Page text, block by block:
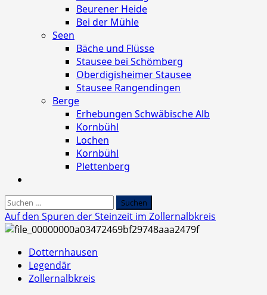
Beurener Heide
Bei der Mühle
Seen
Bäche und Flüsse
Stausee bei Schömberg
Oberdigisheimer Stausee
Stausee Rangendingen
Berge
Erhebungen Schwäbische Alb
Kornbühl
Lochen
Kornbühl
Plettenberg
Suchen
nach:
Auf den Spuren der Steinzeit im Zollernalbkreis
Dotternhausen
Legendär
Zollernalbkreis